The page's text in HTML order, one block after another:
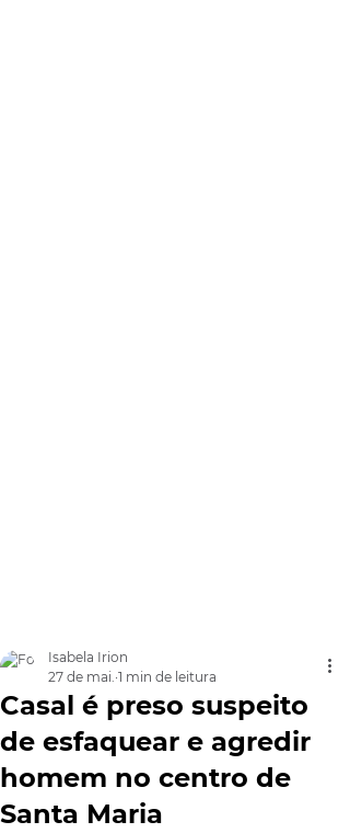
Casal é preso suspeito
de esfaquear e agredir
homem no centro de
Santa Maria
Isabela Irion
27 de mai. 1 min de leitura